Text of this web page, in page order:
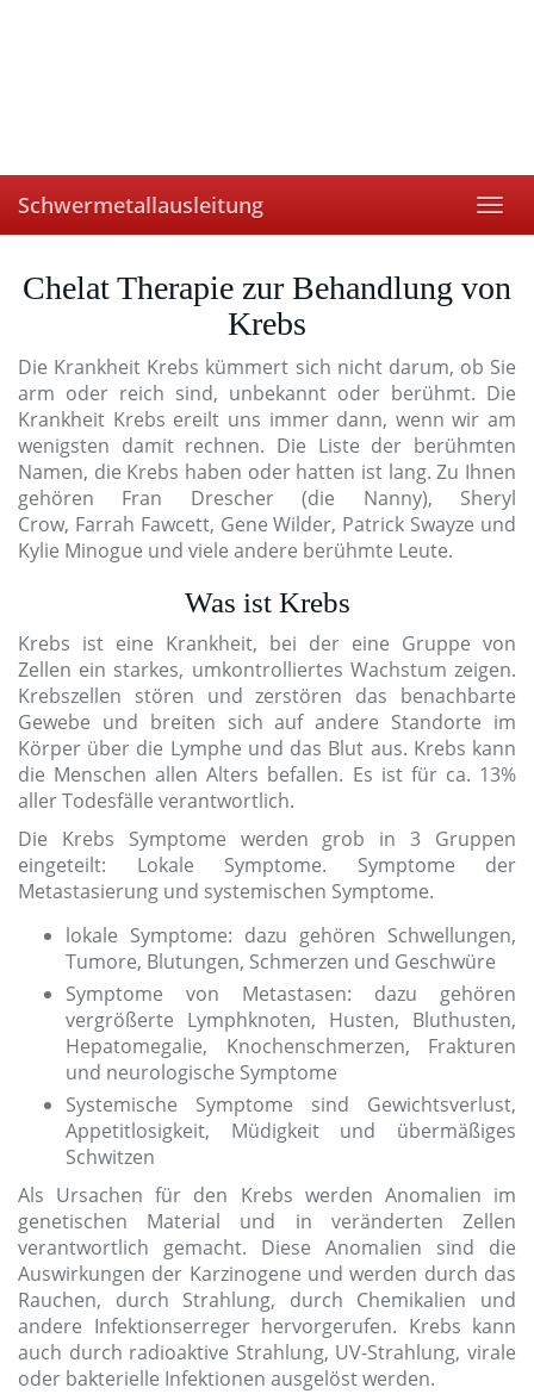
Schwermetallausleitung
Chelat Therapie zur Behandlung von
Krebs
Die Krankheit Krebs kümmert sich nicht darum, ob Sie
arm oder reich sind, unbekannt oder berühmt. Die
Krankheit Krebs ereilt uns immer dann, wenn wir am
wenigsten damit rechnen. Die Liste der berühmten
Namen, die Krebs haben oder hatten ist lang. Zu Ihnen
gehören Fran Drescher (die Nanny), Sheryl
Crow, Farrah Fawcett, Gene Wilder, Patrick Swayze und
Kylie Minogue und viele andere berühmte Leute.
Was ist Krebs
Krebs ist eine Krankheit, bei der eine Gruppe von
Zellen ein starkes, umkontrolliertes Wachstum zeigen.
Krebszellen stören und zerstören das benachbarte
Gewebe und breiten sich auf andere Standorte im
Körper über die Lymphe und das Blut aus. Krebs kann
die Menschen allen Alters befallen. Es ist für ca. 13%
aller Todesfälle verantwortlich.
Die Krebs Symptome werden grob in 3 Gruppen
eingeteilt: Lokale Symptome. Symptome der
Metastasierung und systemischen Symptome.
lokale Symptome: dazu gehören Schwellungen,
Tumore, Blutungen, Schmerzen und Geschwüre
Symptome von Metastasen: dazu gehören
vergrößerte Lymphknoten, Husten, Bluthusten,
Hepatomegalie, Knochenschmerzen, Frakturen
und neurologische Symptome
Systemische Symptome sind Gewichtsverlust,
Appetitlosigkeit, Müdigkeit und übermäßiges
Schwitzen
Als Ursachen für den Krebs werden Anomalien im
genetischen Material und in veränderten Zellen
verantwortlich gemacht. Diese Anomalien sind die
Auswirkungen der Karzinogene und werden durch das
Rauchen, durch Strahlung, durch Chemikalien und
andere Infektionserreger hervorgerufen. Krebs kann
auch durch radioaktive Strahlung, UV-Strahlung, virale
oder bakterielle Infektionen ausgelöst werden.